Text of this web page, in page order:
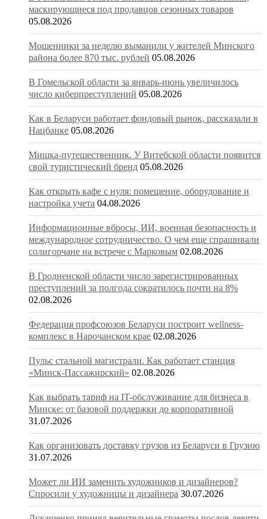
маскирующиеся под продавцов сезонных товаров
05.08.2026
Мошенники за неделю выманили у жителей Минского
района более 870 тыс. рублей 05.08.2026
В Гомельской области за январь-июнь увеличилось
число киберпреступлений 05.08.2026
Как в Беларуси работает фондовый рынок, рассказали в
Нацбанке 05.08.2026
Мишка-путешественник. У Витебской области появится
свой туристический бренд 05.08.2026
Как открыть кафе с нуля: помещение, оборудование и
настройка учета 04.08.2026
Информационные вбросы, ИИ, военная безопасность и
международное сотрудничество. О чем еще спрашивали
солигорчане на встрече с Марковым 02.08.2026
В Гродненской области число зарегистрированных
преступлений за полгода сократилось почти на 8%
02.08.2026
Федерация профсоюзов Беларуси построит wellness-
комплекс в Нарочанском крае 02.08.2026
Пульс стальной магистрали. Как работает станция
«Минск-Пассажирский» 02.08.2026
Как выбрать тариф на IT-обслуживание для бизнеса в
Минске: от базовой поддержки до корпоративной
31.07.2026
Как организовать доставку грузов из Беларуси в Грузию
31.07.2026
Может ли ИИ заменить художников и дизайнеров?
Спросили у художницы и дизайнера 30.07.2026